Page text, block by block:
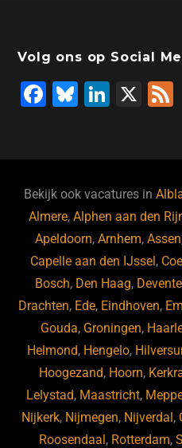
Volg ons op Social
F
b
o
o
k
Bl
ky
Li
dI
n
X
Bekijk ook vacatures in
Almere,Alphen aan den
Apeldoorn,Arnhem,Assen
Capelle aan den IJssel ,
Bosch, Den Haag,
Drachten, Ede, Eindhoven,
Gouda, Groningen,
Helmond, Hengelo,
Hoogezand, Hoorn,
Lelystad, Maastricht,
Nijkerk, Nijmegen, Nijverdal ,
Roosendaal , Rotterdam,